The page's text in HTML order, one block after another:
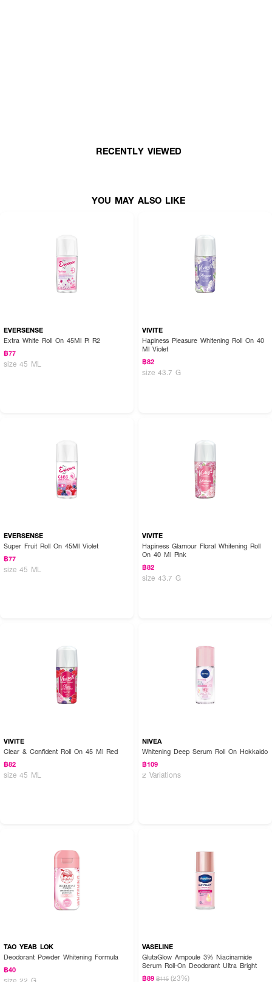
สูตรอ่อนโยนต่อผิว ใช้ได้แม้ผิวบอบบางแพ้ง่าย
ช่วยกระชับรูขุมขน ให้ผิวเฟิร์ม เนียนใส
ทาวันละ 1 ครั้ง ตอนเช้าหลังอาบน้ำเพื่อความมั่นใจตลอดวัน
RECENTLY VIEWED
YOU MAY ALSO LIKE
EVERSENSE
Extra White Roll On 45Ml Pi R2
฿77
size 45 ML
VIVITE
Hapiness Pleasure Whitening Roll On 40
Ml Violet
฿82
size 43.7 G
EVERSENSE
Super Fruit Roll On 45Ml Violet
฿77
size 45 ML
VIVITE
Hapiness Glamour Floral Whitening Roll
On 40 Ml Pink
฿82
size 43.7 G
VIVITE
Clear & Confident Roll On 45 Ml Red
฿82
size 45 ML
NIVEA
Whitening Deep Serum Roll On Hokkaido
฿109
2 Variations
TAO YEAB LOK
Deodorant Powder Whitening Formula
฿40
size 22 G
VASELINE
GlutaGlow Ampoule 3% Niacinamide
Serum Roll-On Deodorant Ultra Bright
฿89 ฿115 (23%)